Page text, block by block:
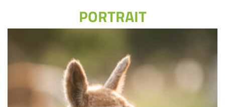
PORTRAIT